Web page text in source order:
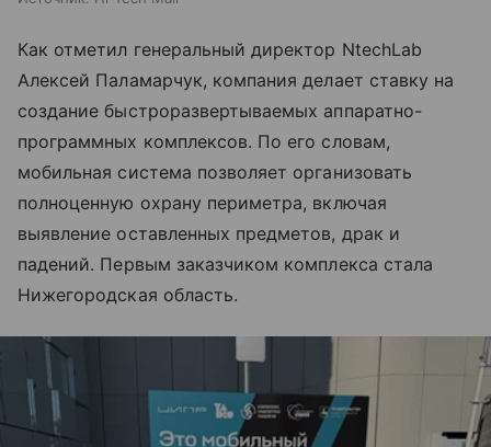
Как отметил генеральный директор NtechLab
Алексей Паламарчук, компания делает ставку на
создание быстроразвертываемых аппаратно-
программных комплексов. По его словам,
мобильная система позволяет организовать
полноценную охрану периметра, включая
выявление оставленных предметов, драк и
падений. Первым заказчиком комплекса стала
Нижегородская область.